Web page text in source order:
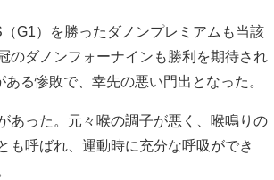
G1）を勝ったダノンプレミアムも当該
のダノンフォーナインも勝利を期待され
る惨敗で、幸先の悪い門出となった。
った。元々喉の調子が悪く、喉鳴りの
も呼ばれ、運動時に充分な呼吸ができ